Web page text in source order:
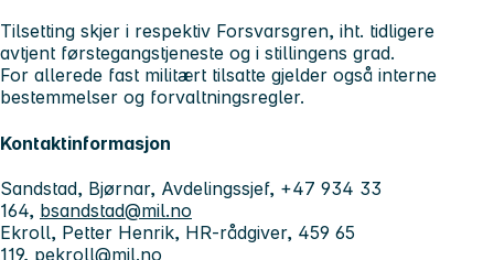
Tilsetting skjer i respektiv Forsvarsgren, iht. tidligere
avtjent førstegangstjeneste og i stillingens grad.
For allerede fast militært tilsatte gjelder også interne
bestemmelser og forvaltningsregler.
Kontaktinformasjon
Sandstad, Bjørnar, Avdelingssjef, +47 934 33
164, bsandstad@mil.no
Ekroll, Petter Henrik, HR-rådgiver, 459 65
119, pekroll@mil.no